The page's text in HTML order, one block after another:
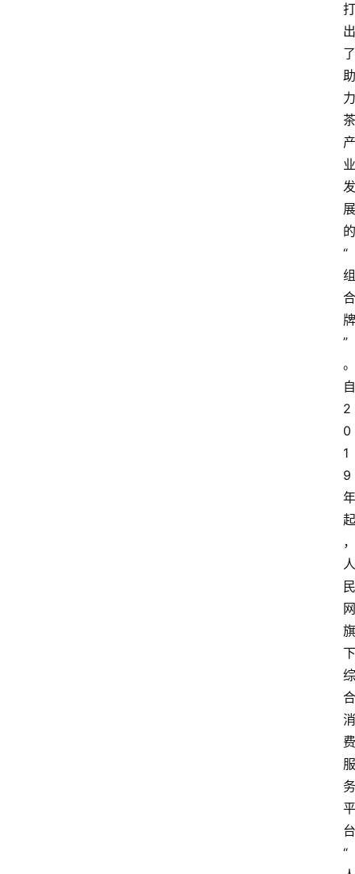
打
出
了
助
力
茶
产
业
发
展
的
“
组
合
牌
”
。
自
2
0
1
9
年
起
，
人
民
网
旗
下
综
合
消
费
服
务
平
台
“